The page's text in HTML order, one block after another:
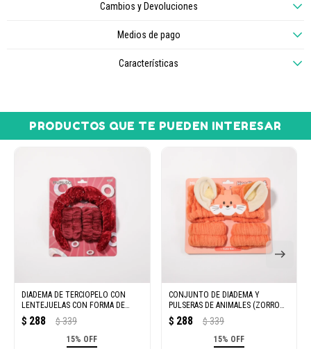
Cambios y Devoluciones
Medios de pago
Características
PRODUCTOS QUE TE PUEDEN INTERESAR
DIADEMA DE TERCIOPELO CON
LENTEJUELAS CON FORMA DE
NUBE Y PULSERAS (ROJO)
$ 288 $ 339
15% OFF
CONJUNTO DE DIADEMA Y
PULSERAS DE ANIMALES (ZORRO
TIERNO)
$ 288 $ 339
15% OFF